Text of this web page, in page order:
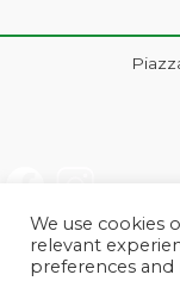
We use cookies
relevant
preferences and